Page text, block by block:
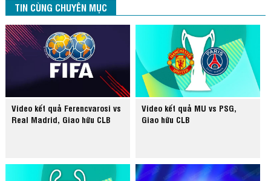
TIN CÙNG CHUYÊN MỤC
Video kết quả Ferencvarosi vs
Real Madrid, Giao hữu CLB
Video kết quả MU vs PSG,
Giao hữu CLB